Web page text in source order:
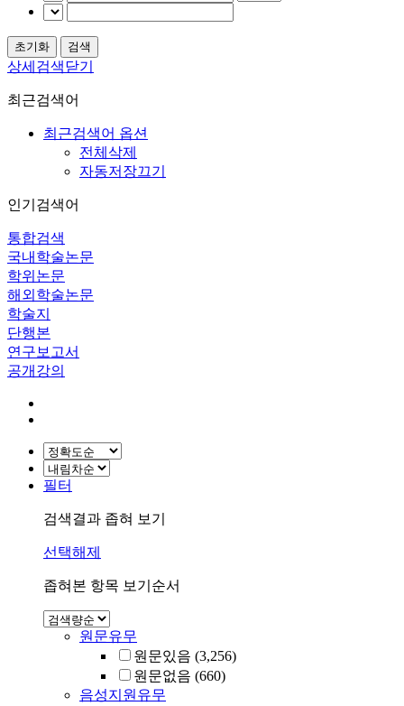
상세검색닫기
최근검색어
최근검색어 옵션
전체삭제
자동저장끄기
인기검색어
통합검색
국내학술논문
학위논문
해외학술논문
학술지
단행본
연구보고서
공개강의
필터
검색결과 좁혀 보기
선택해제
좁혀본 항목 보기순서
원문유무
원문있음 (3,256)
원문없음 (660)
음성지원유무